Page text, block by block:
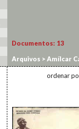
Documentos: 13
Arquivos >Amílcar
ordenar